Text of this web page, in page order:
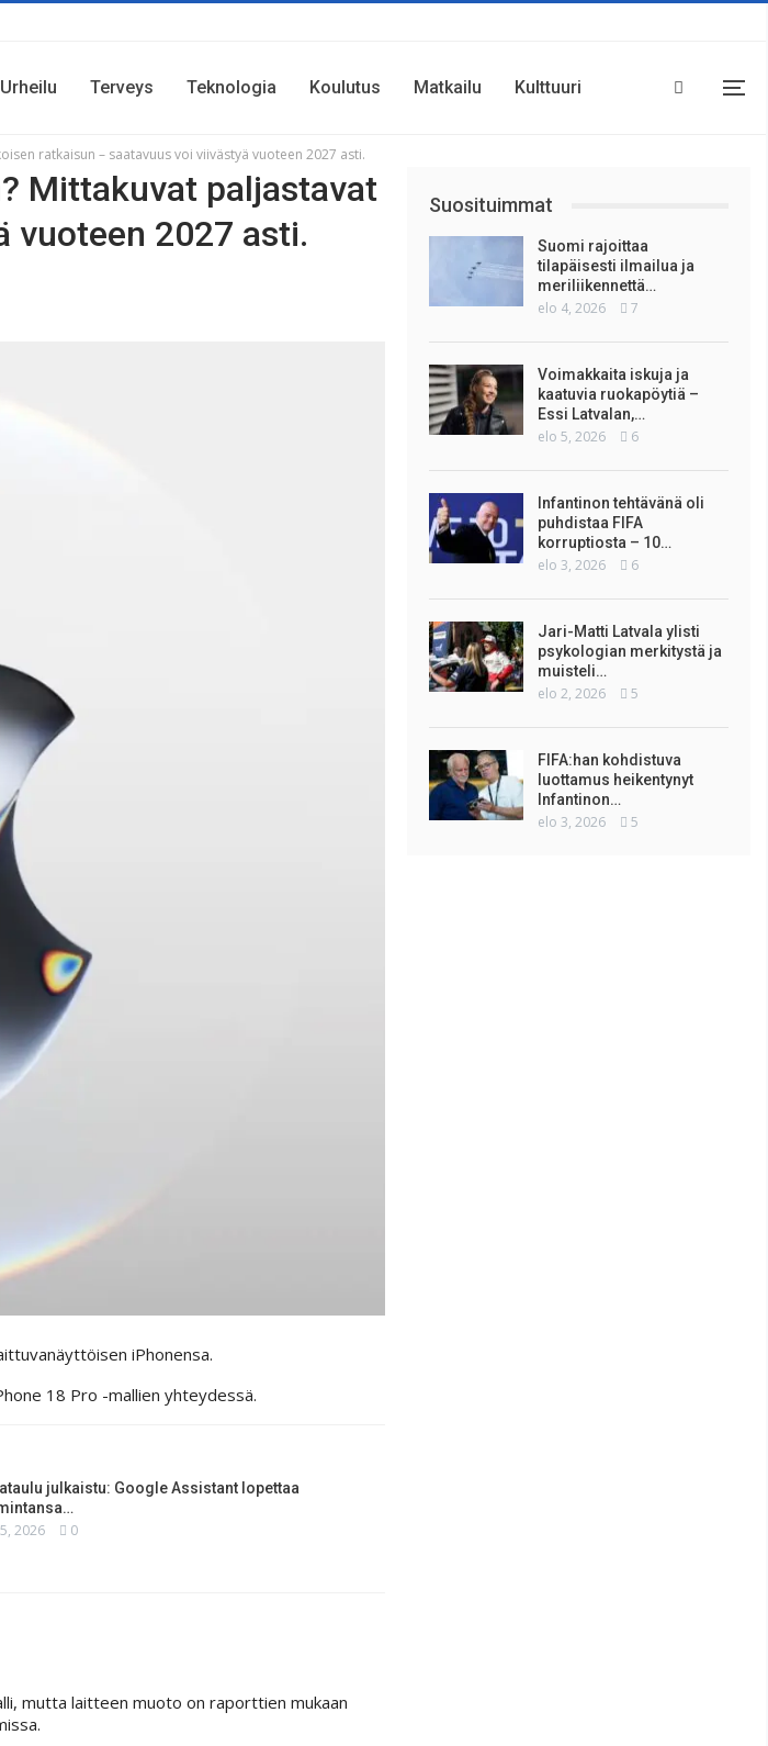
Urheilu Terveys Teknologia Koulutus Matkailu Kulttuuri
ratkaisun – saatavuus voi viivästyä vuoteen 2027 asti.
Mittakuvat paljastavat
vuoteen 2027 asti.
iPhonensa.
18 Pro -mallien yhteydessä.
julkaistu: Google Assistant lopettaa
2026 0
mutta laitteen muoto on raporttien mukaan
Suosituimmat
Suomi rajoittaa
tilapäisesti ilmailua ja
meriliikennettä…
elo 4, 2026 7
Voimakkaita iskuja ja
kaatuvia ruokapöytiä –
Essi Latvalan,…
elo 5, 2026 6
Infantinon tehtävänä oli
puhdistaa FIFA
korruptiosta – 10…
elo 3, 2026 6
Jari-Matti Latvala ylisti
psykologian merkitystä ja
muisteli…
elo 2, 2026 5
FIFA:han kohdistuva
luottamus heikentynyt
Infantinon…
elo 3, 2026 5